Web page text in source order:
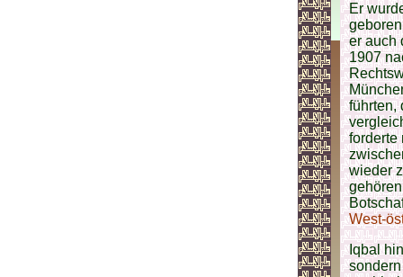
Er
er auch
1907
führten,
forderte
wieder
West-
Iqbal